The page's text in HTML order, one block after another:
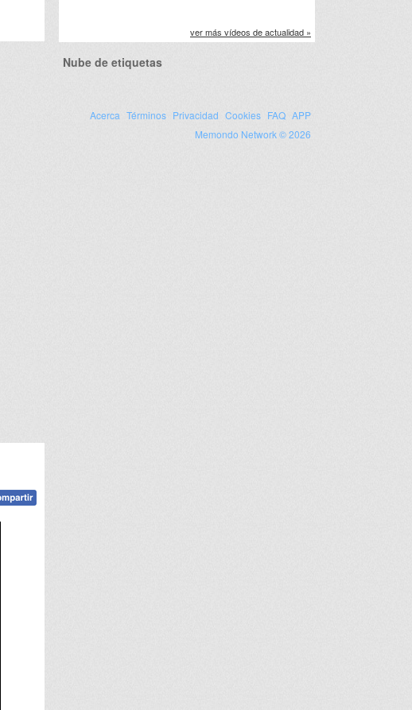
ver más vídeos de actualidad »
Nube de etiquetas
Acerca Términos Privacidad Cookies FAQ APP
Memondo Network © 2026